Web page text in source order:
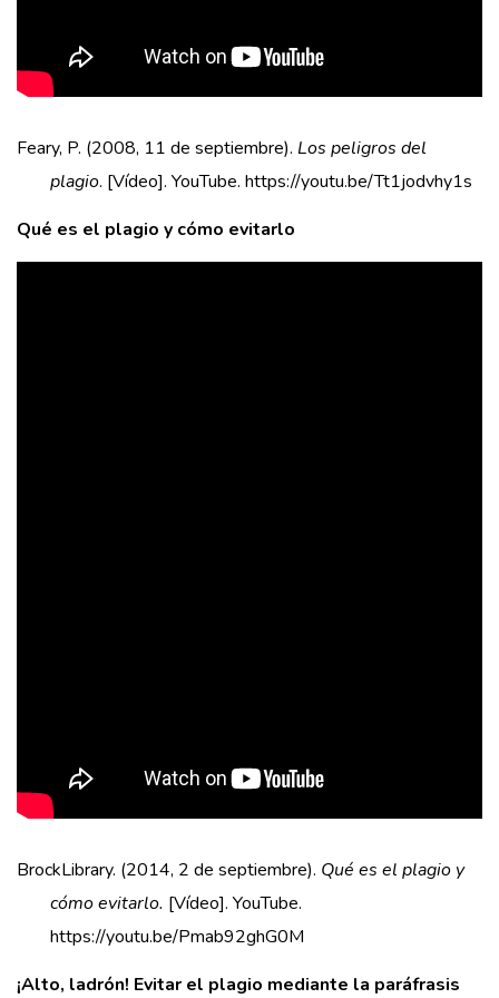
Feary, P. (2008, 11 de septiembre). Los peligros del
plagio. [Vídeo]. YouTube. https://youtu.be/Tt1jodvhy1s
Qué es el plagio y cómo evitarlo
BrockLibrary. (2014, 2 de septiembre). Qué es el plagio y
cómo evitarlo. [Vídeo]. YouTube.
https://youtu.be/Pmab92ghG0M
¡Alto, ladrón! Evitar el plagio mediante la paráfrasis